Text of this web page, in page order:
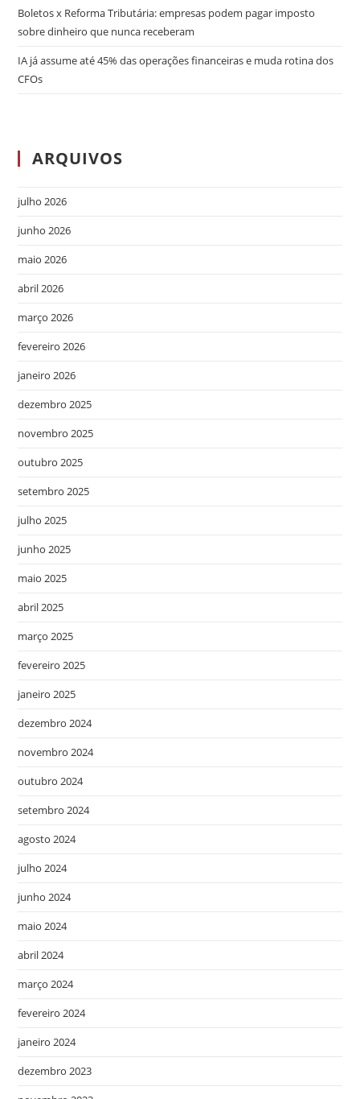
Boletos x Reforma Tributária: empresas podem pagar imposto
sobre dinheiro que nunca receberam
IA já assume até 45% das operações financeiras e muda rotina dos
CFOs
ARQUIVOS
julho 2026
junho 2026
maio 2026
abril 2026
março 2026
fevereiro 2026
janeiro 2026
dezembro 2025
novembro 2025
outubro 2025
setembro 2025
julho 2025
junho 2025
maio 2025
abril 2025
março 2025
fevereiro 2025
janeiro 2025
dezembro 2024
novembro 2024
outubro 2024
setembro 2024
agosto 2024
julho 2024
junho 2024
maio 2024
abril 2024
março 2024
fevereiro 2024
janeiro 2024
dezembro 2023